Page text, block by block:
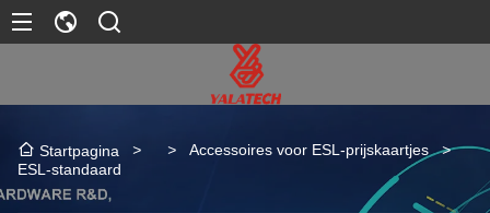
Startpagina > > Accessoires voor ESL-prijskaartjes
>
ESL-standaard